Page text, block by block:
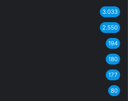
3.033
2.550
194
180
177
80